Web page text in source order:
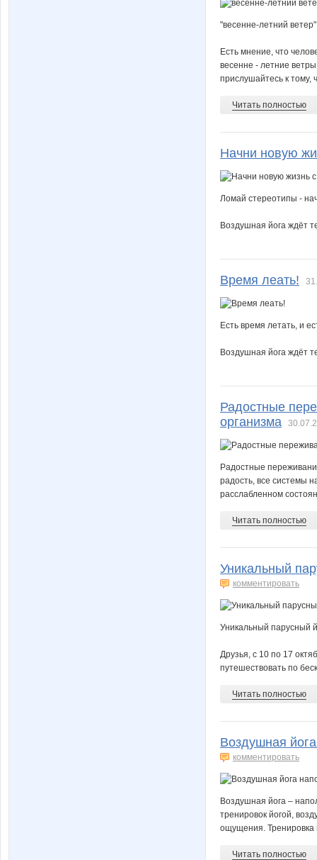
"весенне-летний ветер"
Есть мнение, что
весенне - летние
прислушайтесь к тому,
Читать полностью
Начни новую
Ломай стереотипы -
Воздушная йога ждёт
Время леать!
Есть время летать, и
Воздушная йога ждёт
Радостные
организма
Радостные
радость, все системы
расслабленном
Читать полностью
Уникальный
комментировать
Уникальный парусный
Друзья, с 10 по 17
путешествовать по
Читать полностью
Воздушная
комментировать
Воздушная йога –
тренировок йогой,
ощущения. Тренировка
Читать полностью